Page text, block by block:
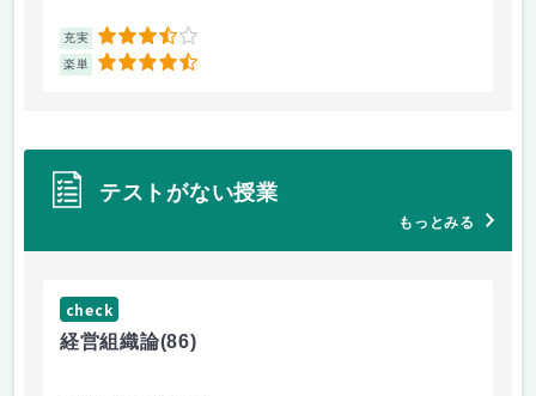
充実 3.5
楽単 4.5
テストがない授業
もっとみる
check
経営組織論(86)